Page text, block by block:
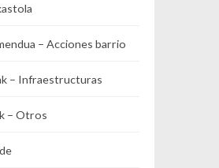
– Acciones barrio
– Infraestructuras
– Otros